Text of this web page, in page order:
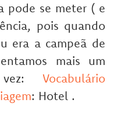
pode se meter ( e
pois quando
era a campeã de
mais um
vez: Vocabulário
: Hotel .